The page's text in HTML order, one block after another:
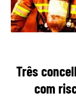
Três
com